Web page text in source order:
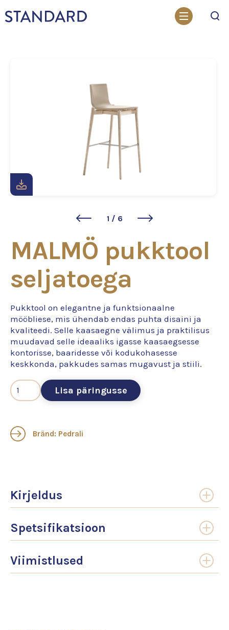
1 / 6
MALMÖ pukktool
seljatoega
Pukktool on elegantne ja funktsionaalne
mööbliese, mis ühendab endas puhta disaini ja
kvaliteedi. Selle kaasaegne välimus ja praktilisus
muudavad selle ideaaliks igasse kaasaegsesse
kontorisse, baaridesse või kodukohasesse
keskkonda, pakkudes samas mugavust ja stiili.
Lisa päringusse
Bränd: Pedrali
Kirjeldus
Spetsifikatsioon
Viimistlused